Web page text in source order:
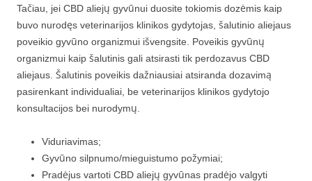
Tačiau, jei CBD aliejų gyvūnui duosite tokiomis dozėmis kaip
buvo nurodęs veterinarijos klinikos gydytojas, šalutinio aliejaus
poveikio gyvūno organizmui išvengsite. Poveikis gyvūnų
organizmui kaip šalutinis gali atsirasti tik perdozavus CBD
aliejaus. Šalutinis poveikis dažniausiai atsiranda dozavimą
pasirenkant individualiai, be veterinarijos klinikos gydytojo
konsultacijos bei nurodymų.
Viduriavimas;
Gyvūno silpnumo/mieguistumo požymiai;
Pradėjus vartoti CBD aliejų gyvūnas pradėjo valgyti